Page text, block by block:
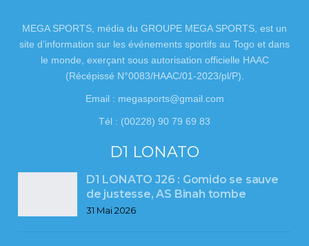
MEGA SPORTS, média du GROUPE MEGA SPORTS, est un
site d’information sur les événements sportifs au Togo et dans
le monde, exerçant sous autorisation officielle HAAC
(Récépissé N°0083/HAAC/01-2023/pl/P).
Email : megasports@gmail.com
Tél : (00228) 90 79 69 83
D1 LONATO
D1 LONATO J26 : Gomido se sauve
de justesse, AS Binah tombe
31 Mai 2026